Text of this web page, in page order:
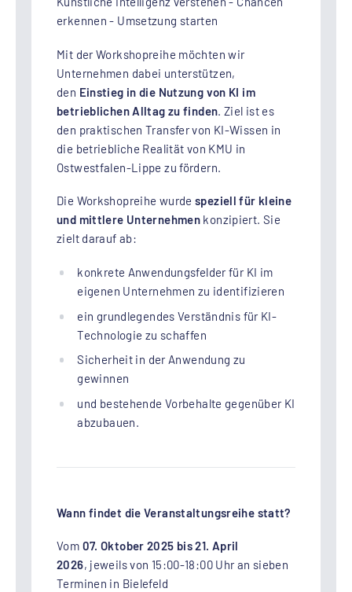
erkennen - Umsetzung starten
Mit der Workshopreihe möchten wir
Unternehmen dabei unterstützen,
den Einstieg in die Nutzung von KI im
betrieblichen Alltag zu finden . Ziel ist es
den praktischen Transfer von KI-Wissen in
die betriebliche Realität von KMU in
Ostwestfalen-Lippe zu fördern.
Die Workshopreihe wurde speziell für kleine
und mittlere Unternehmen konzipiert. Sie
zielt darauf ab:
konkrete Anwendungsfelder für KI im
eigenen Unternehmen zu identifizieren
ein grundlegendes Verständnis für KI-
Technologie zu schaffen
Sicherheit in der Anwendung zu
gewinnen
und bestehende Vorbehalte gegenüber KI
abzubauen.
Wann findet die Veranstaltungsreihe statt?
Vom 07. Oktober 2025 bis 21. April
2026, jeweils von 15:00-18:00 Uhr an sieben
Terminen in Bielefeld